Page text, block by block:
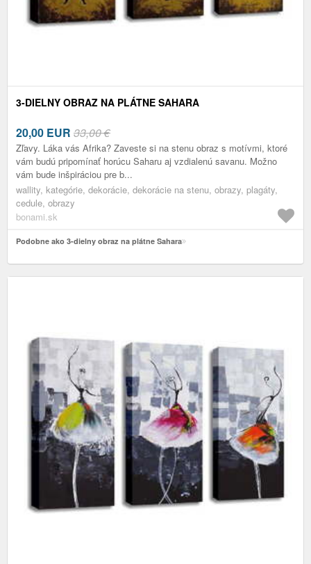
3-DIELNY OBRAZ NA PLÁTNE SAHARA
20,00 EUR 33,00 €
Zľavy. Láka vás Afrika? Zaveste si na stenu obraz s motívmi, ktoré
vám budú pripomínať horúcu Saharu aj vzdialenú savanu. Možno
vám bude inšpiráciou pre b...
wallity, kategórie, dekorácie, dekorácie na stenu, obrazy, plagáty,
cedule, obrazy
bonami.sk
Podobne ako 3-dielny obraz na plátne Sahara